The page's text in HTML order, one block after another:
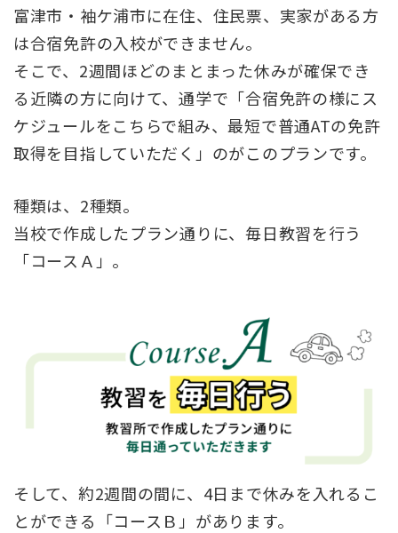
富津市・袖ケ浦市に在住、住民票、実家がある方
は合宿免許の入校ができません。
そこで、2週間ほどのまとまった休みが確保でき
る近隣の方に向けて、通学で「合宿免許の様にス
ケジュールをこちらで組み、最短で普通ATの免許
取得を目指していただく」のがこのプランです。
種類は、2種類。
当校で作成したプラン通りに、毎日教習を行う
「コースＡ」。
そして、約2週間の間に、4日まで休みを入れるこ
とができる「コースＢ」があります。